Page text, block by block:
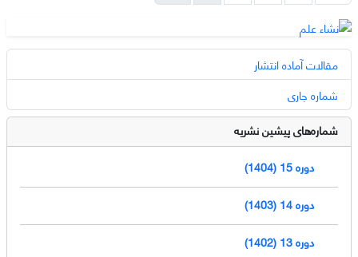
مقالات آماده انتشار
شماره جاری
شماره‌های پیشین نشریه
دوره 15 (1404)
دوره 14 (1403)
دوره 13 (1402)